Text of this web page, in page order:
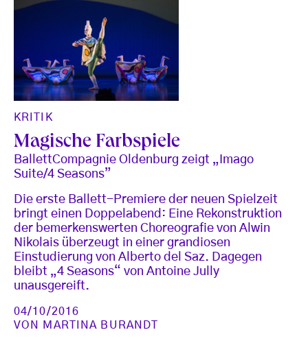
KRITIK
Magische Farbspiele
BallettCompagnie Oldenburg zeigt „Imago
Suite/4 Seasons”
Die erste Ballett-Premiere der neuen Spielzeit
bringt einen Doppelabend: Eine Rekonstruktion
der bemerkenswerten Choreografie von Alwin
Nikolais überzeugt in einer grandiosen
Einstudierung von Alberto del Saz. Dagegen
bleibt „4 Seasons“ von Antoine Jully
unausgereift.
04/10/2016
VON MARTINA BURANDT